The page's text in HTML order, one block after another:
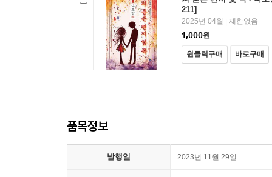
211]
2025년 04월 | 제한없음
1,000원
원클릭구매 바로구매
품목정보
발행일 2023년 11월 29일